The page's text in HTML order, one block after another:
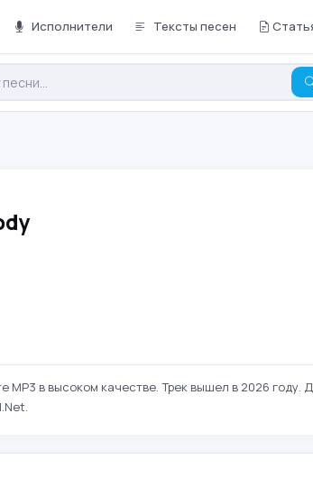
Исполнители Тексты песен
в высоком качестве. Трек вышел в 2026 году.